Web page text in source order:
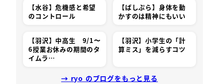
【水谷】危機感と希望
のコントロール
【ばしぷら】身体を動
かすのは精神にもいい
【羽沢】中高生 9/1〜
6授業お休みの期間のタ
イムラ…
【羽沢】小学生の「計
算ミス」を減らすコツ
→ ryo のブログをもっと見る